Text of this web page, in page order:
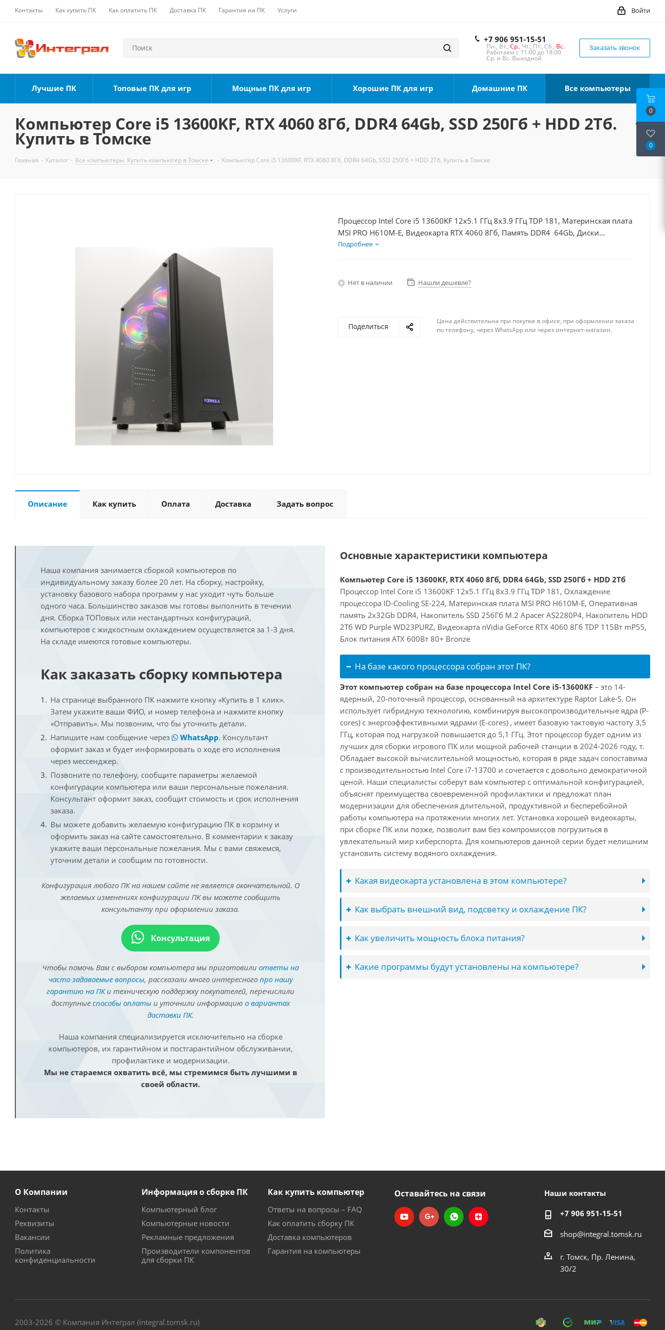
Контакты Как купить ПК Как оплатить ПК Доставка ПК Гарантия на ПК Услуги Войти
+7 906 951-15-51
Пн., Вт., Ср., Чт., Пт., Сб., Вс.
Работаем с 11:00 до 18:00
Ср. и Вс. Выходной
Заказать звонок
Лучшие ПК Топовые ПК для игр Мощные ПК для игр Хорошие ПК для игр Домашние ПК Все компьютеры
Компьютер Core i5 13600KF, RTX 4060 8Гб, DDR4 64Gb, SSD 250Гб + HDD 2Тб.
Купить в Томске
Главная - Каталог - Все компьютеры. Купить компьютер в Томске - Компьютер Core i5 13600KF, RTX 4060 8Гб, DDR4 64Gb, SSD 250Гб + HDD 2Тб. Купить в Томске
Процессор Intel Core i5 13600KF 12x5.1 ГГц 8x3.9 ГГц TDP 181, Материнская плата
MSI PRO H610M-E, Видеокарта RTX 4060 8Гб, Память DDR4 64Gb, Диски
SSD 250Гб + HDD 2Тб, БП 600Вт
Подробнее
Нет в наличии Нашли дешевле?
Поделиться
Цена действительна при покупке в офисе, при оформлении заказа
по телефону, через WhatsApp или через интернет-магазин.
Описание Как купить Оплата Доставка Задать вопрос
Наша компания занимается сборкой компьютеров по
индивидуальному заказу более 20 лет. На сборку, настройку,
установку базового набора программ у нас уходит чуть больше
одного часа. Большинство заказов мы готовы выполнить в течении
дня. Сборка ТОПовых или нестандартных конфигураций,
компьютеров с жидкостным охлаждением осуществляется за 1-3 дня.
На складе имеются готовые компьютеры.
Как заказать сборку компьютера
На странице выбранного ПК нажмите кнопку «Купить в 1 клик».
Затем укажите ваши ФИО, и номер телефона и нажмите кнопку
«Отправить». Мы позвоним, что бы уточнить детали.
Напишите нам сообщение через
WhatsApp. Консультант
оформит заказ и будет информировать о ходе его исполнения
через мессенджер.
Позвоните по телефону, сообщите параметры желаемой
конфигурации компьютера или ваши персональные пожелания.
Консультант оформит заказ, сообщит стоимость и срок исполнения
заказа.
Вы можете добавить желаемую конфигурацию ПК в корзину и
оформить заказ на сайте самостоятельно. В комментарии к заказу
укажите ваши персональные пожелания. Мы с вами свяжемся,
уточним детали и сообщим по готовности.
Конфигурация любого ПК на нашем сайте не является окончательной. О
желаемых изменениях конфигурации ПК вы можете сообщить
консультанту при оформлении заказа.
Консультация
Чтобы помочь Вам с выбором компьютера мы приготовили ответы на
часто задаваемые вопросы, рассказали много интересного про нашу
гарантию на ПКи техническую поддержку покупателей, перечислили
доступные способы оплатыи уточнили информацию о вариантах
доставки ПК.
Наша компания специализируется исключительно на сборке
компьютеров, их гарантийном и постгарантийном обслуживании,
профилактике и модернизации.
Мы не стараемся охватить всё, мы стремимся быть лучшими в
своей области.
Основные характеристики компьютера
Компьютер Core i5 13600KF, RTX 4060 8Гб, DDR4 64Gb, SSD 250Гб + HDD 2Тб
Процессор Intel Core i5 13600KF 12x5.1 ГГц 8x3.9 ГГц TDP 181, Охлаждение
процессора ID-Cooling SE-224, Материнская плата MSI PRO H610M-E, Оперативная
память 2x32Gb DDR4, Накопитель SSD 256Гб M.2 Apacer AS2280P4, Накопитель HDD
2Тб WD Purple WD23PURZ, Видеокарта nVidia GeForce RTX 4060 8Гб TDP 115Вт mP55,
Блок питания ATX 600Вт 80+ Bronze
На базе какого процессора собран этот ПК?
Этот компьютер собран на базе процессора Intel Core i5-13600KF – это 14-
ядерный, 20-поточный процессор, основанный на архитектуре Raptor Lake-S. Он
использует гибридную технологию, комбинируя высокопроизводительные ядра (P-
cores) с энергоэффективными ядрами (E-cores) , имеет базовую тактовую частоту 3,5
ГГц, которая под нагрузкой повышается до 5,1 ГГц. Этот процессор будет одним из
лучших для сборки игрового ПК или мощной рабочей станции в 2024-2026 году, т.
Обладает высокой вычислительной мощностью, которая в ряде задач сопоставима
с производительностью Intel Core i7-13700 и сочетается с довольно демократичной
ценой. Наши специалисты соберут вам компьютер с оптимальной конфигурацией,
объяснят преимущества своевременной профилактики и предложат план
модернизации для обеспечения длительной, продуктивной и бесперебойной
работы компьютера на протяжении многих лет. Установка хорошей видеокарты,
при сборке ПК или позже, позволит вам без компромиссов погрузиться в
увлекательный мир киберспорта. Для компьютеров данной серии будет нелишним
установить систему водяного охлаждения.
Какая видеокарта установлена в этом компьютере?
Как выбрать внешний вид, подсветку и охлаждение ПК?
Как увеличить мощность блока питания?
Какие программы будут установлены на компьютере?
О Компании
Контакты
Реквизиты
Вакансии
Политика
конфиденциальности
Информация о сборке ПК
Компьютерный блог
Компьютерные новости
Рекламные предложения
Производители компонентов
для сборки ПК
Как купить компьютер
Ответы на вопросы – FAQ
Как оплатить сборку ПК
Доставка компьютеров
Гарантия на компьютеры
Оставайтесь на связи Наши контакты
+7 906 951-15-51
shop@integral.tomsk.ru
г. Томск, Пр. Ленина,
30/2
2003-2026 © Компания Интеграл (integral.tomsk.ru)
0
0